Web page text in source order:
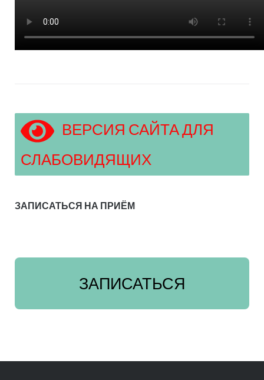
ВЕРСИЯ САЙТА ДЛЯ
СЛАБОВИДЯЩИХ
ЗАПИСАТЬСЯ НА ПРИЁМ
ЗАПИСАТЬСЯ